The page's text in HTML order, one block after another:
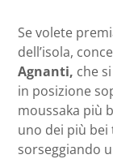
Se volete
dell’isola,
Agnanti, che
in posizione
moussaka più
uno dei più
sorseggiando